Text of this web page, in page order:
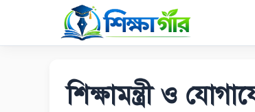
content
শিক্ষামন্ত্রী ও